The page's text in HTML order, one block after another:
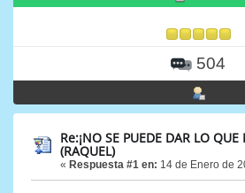
504
Re:¡NO SE PUEDE DAR LO
(RAQUEL)
« Respuesta #1 en: 14 de Enero de